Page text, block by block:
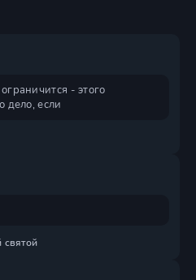
- этого
дело, если